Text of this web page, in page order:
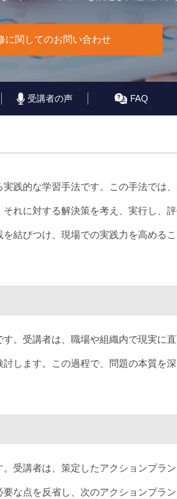
に関してのお問い合わせ
受講者の声 FAQ
践的な学習手法です。この手法では
れに対する解決策を考え、実行し、
結びつけ、現場での実践力を高める
。受講者は、職場や組織内で現実に
します。この過程で、問題の本質を
受講者は、策定したアクションプラ
な点を反省し、次のアクションプラン